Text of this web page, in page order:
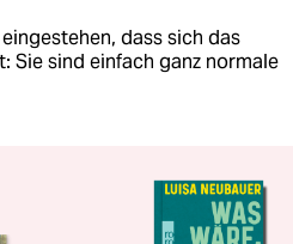
dass sich das
Sie sind einfach ganz normale